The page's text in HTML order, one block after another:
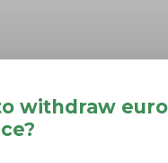
withdraw